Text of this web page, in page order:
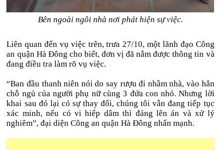
Bên ngoài ngôi nhà nơi phát hiện sự việc.
Liên quan đến vụ việc trên, trưa 27/10, một lãnh đạo Công
an quận Hà Đông cho biết, đơn vị đã nắm được thông tin và
đang điều tra làm rõ vụ việc.
“Ban đầu thanh niên nói do say rượu đi nhầm nhà, vào hẳn
chỗ ngủ của người phụ nữ cùng 3 đứa con nhỏ. Nhưng lời
khai sau đó lại có sự thay đổi, chúng tôi vẫn đang tiếp tục
xác minh, nếu có vi hiếp dâm thì đáng lên án và xử lý
nghiêm”, đại diện Công an quận Hà Đông nhấn mạnh.